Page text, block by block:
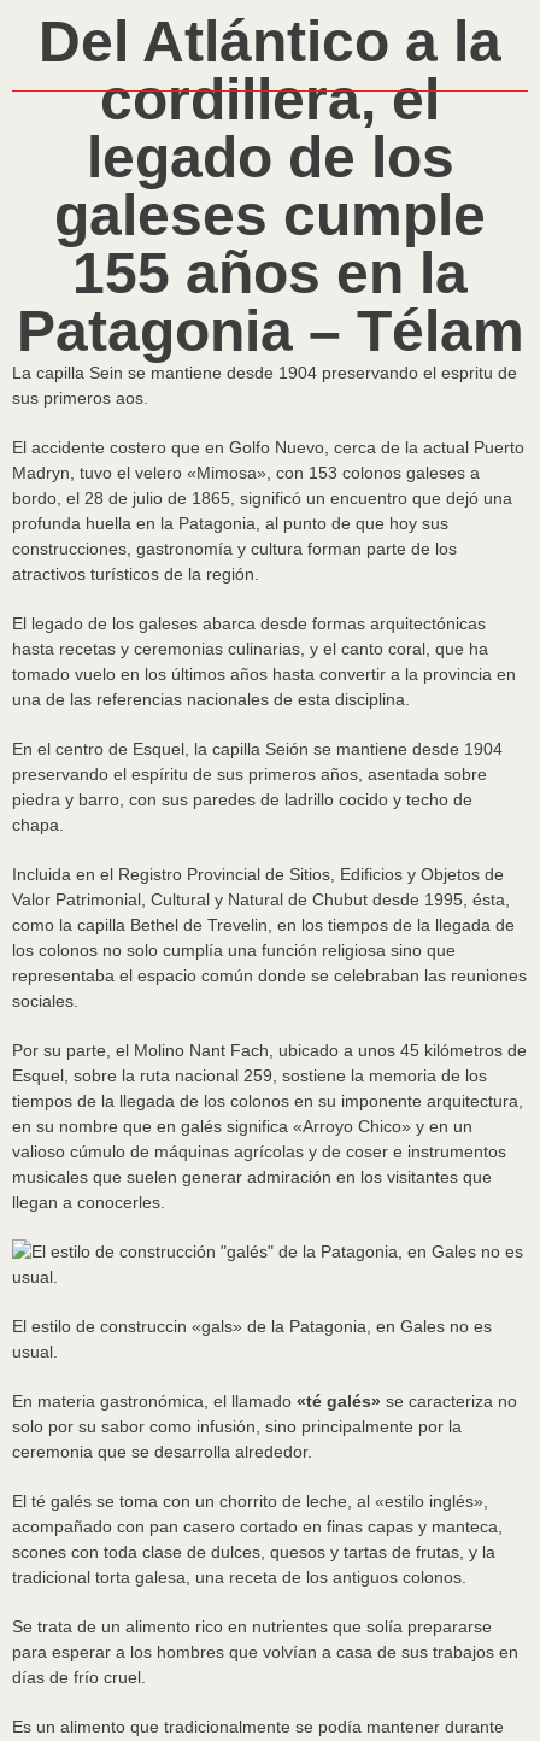
Del Atlántico a la
cordillera, el
legado de los
galeses cumple
155 años en la
Patagonia – Télam
La capilla Sein se mantiene desde 1904 preservando el espritu de
sus primeros aos.
El accidente costero que en Golfo Nuevo, cerca de la actual Puerto
Madryn, tuvo el velero «Mimosa», con 153 colonos galeses a
bordo, el 28 de julio de 1865, significó un encuentro que dejó una
profunda huella en la Patagonia, al punto de que hoy sus
construcciones, gastronomía y cultura forman parte de los
atractivos turísticos de la región.
El legado de los galeses abarca desde formas arquitectónicas
hasta recetas y ceremonias culinarias, y el canto coral, que ha
tomado vuelo en los últimos años hasta convertir a la provincia en
una de las referencias nacionales de esta disciplina.
En el centro de Esquel, la capilla Seión se mantiene desde 1904
preservando el espíritu de sus primeros años, asentada sobre
piedra y barro, con sus paredes de ladrillo cocido y techo de
chapa.
Incluida en el Registro Provincial de Sitios, Edificios y Objetos de
Valor Patrimonial, Cultural y Natural de Chubut desde 1995, ésta,
como la capilla Bethel de Trevelin, en los tiempos de la llegada de
los colonos no solo cumplía una función religiosa sino que
representaba el espacio común donde se celebraban las reuniones
sociales.
Por su parte, el Molino Nant Fach, ubicado a unos 45 kilómetros de
Esquel, sobre la ruta nacional 259, sostiene la memoria de los
tiempos de la llegada de los colonos en su imponente arquitectura,
en su nombre que en galés significa «Arroyo Chico» y en un
valioso cúmulo de máquinas agrícolas y de coser e instrumentos
musicales que suelen generar admiración en los visitantes que
llegan a conocerles.
El estilo de construccin «gals» de la Patagonia, en Gales no es
usual.
En materia gastronómica, el llamado «té galés» se caracteriza no
solo por su sabor como infusión, sino principalmente por la
ceremonia que se desarrolla alrededor.
El té galés se toma con un chorrito de leche, al «estilo inglés»,
acompañado con pan casero cortado en finas capas y manteca,
scones con toda clase de dulces, quesos y tartas de frutas, y la
tradicional torta galesa, una receta de los antiguos colonos.
Se trata de un alimento rico en nutrientes que solía prepararse
para esperar a los hombres que volvían a casa de sus trabajos en
días de frío cruel.
Es un alimento que tradicionalmente se podía mantener durante